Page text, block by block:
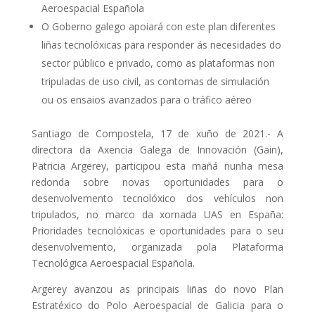
Aeroespacial Española
O Goberno galego apoiará con este plan diferentes
liñas tecnolóxicas para responder ás necesidades do
sector público e privado, como as plataformas non
tripuladas de uso civil, as contornas de simulación
ou os ensaios avanzados para o tráfico aéreo
Santiago de Compostela, 17 de xuño de 2021.- A
directora da Axencia Galega de Innovación (Gain),
Patricia Argerey, participou esta mañá nunha mesa
redonda sobre novas oportunidades para o
desenvolvemento tecnolóxico dos vehículos non
tripulados, no marco da xornadaUAS en España:
Prioridades tecnolóxicas e oportunidades para o seu
desenvolvemento, organizada pola Plataforma
Tecnológica Aeroespacial Española.
Argerey avanzou as principais liñas do novo Plan
Estratéxico do Polo Aeroespacial de Galicia para o